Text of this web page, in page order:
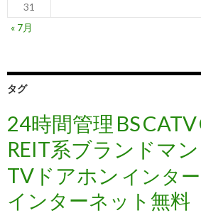
31
« 7月
タグ
24時間管理 BSCATV
REIT系ブランドマ
TVドアホン インタ
インターネット無料